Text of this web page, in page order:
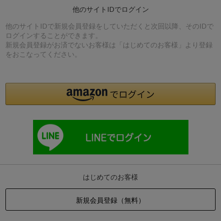
他のサイトIDでログイン
他のサイトIDで新規会員登録をしていただくと次回以降、そのIDで
ログインすることができます。
新規会員登録がお済でないお客様は「はじめてのお客様」より登録
をおこなってください。
はじめてのお客様